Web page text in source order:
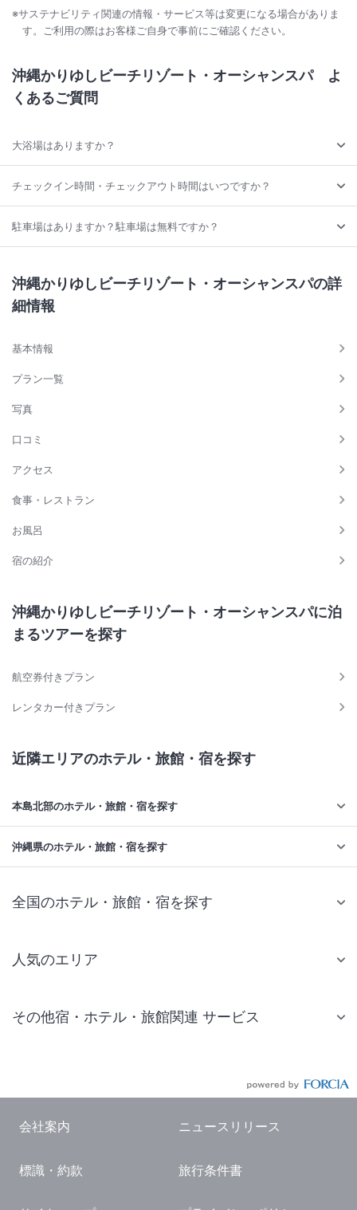
※サステナビリティ関連の情報・サービス等は変更になる場合がありま
す。ご利用の際はお客様ご自身で事前にご確認ください。
沖縄かりゆしビーチリゾート・オーシャンスパよ
くあるご質問
大浴場はありますか？
チェックイン時間・チェックアウト時間はいつですか？
駐車場はありますか？駐車場は無料ですか？
沖縄かりゆしビーチリゾート・オーシャンスパの詳
細情報
基本情報
プラン一覧
写真
口コミ
アクセス
食事・レストラン
お風呂
宿の紹介
沖縄かりゆしビーチリゾート・オーシャンスパに泊
まるツアーを探す
航空券付きプラン
レンタカー付きプラン
近隣エリアのホテル・旅館・宿を探す
本島北部のホテル・旅館・宿を探す
沖縄県のホテル・旅館・宿を探す
全国のホテル・旅館・宿を探す
人気のエリア
仙台 ホテル
東京ドーム ホテル
横浜 ホテル
その他宿・ホテル・旅館関連 サービス
国内観光ガイド
旅行・観光情報
会社案内 ニュースリリース
標識・約款 旅行条件書